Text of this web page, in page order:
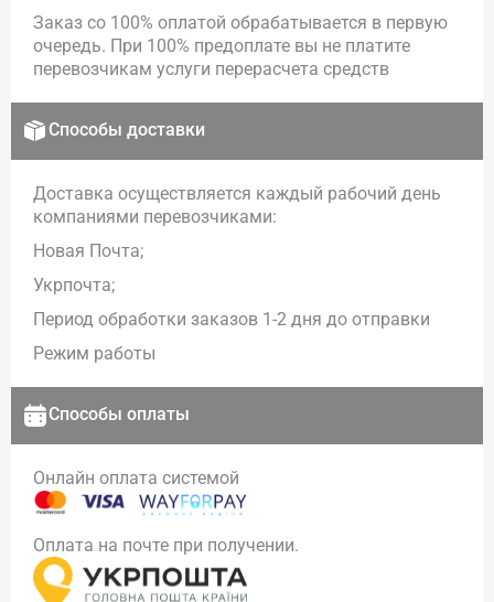
Заказ со 100% оплатой обрабатывается в первую
очередь. При 100% предоплате вы не платите
перевозчикам услуги перерасчета средств
Способы доставки
Доставка осуществляется каждый рабочий день
компаниями перевозчиками:
Новая Почта;
Укрпочта;
Период обработки заказов 1-2 дня до отправки
Режим работы
Способы оплаты
Онлайн оплата системой
Оплата на почте при получении.